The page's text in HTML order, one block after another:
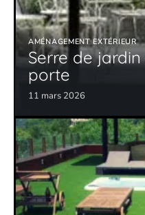
AMÉNAGEMENT EXTÉRIEUR
Serre de
porte
11 mars 2026